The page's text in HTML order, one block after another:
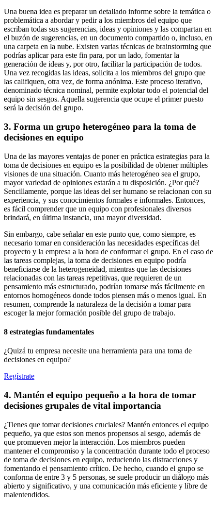
Una buena idea es preparar un detallado informe sobre la temática o
problemática a abordar y pedir a los miembros del equipo que
escriban todas sus sugerencias, ideas y opiniones y las compartan en
el buzón de sugerencias, en un documento compartido o, incluso, en
una carpeta en la nube. Existen varias técnicas de brainstorming que
podrías aplicar para este fin para, por un lado, fomentar la
generación de ideas y, por otro, facilitar la participación de todos.
Una vez recogidas las ideas, solicita a los miembros del grupo que
las califiquen, otra vez, de forma anónima. Este proceso iterativo,
denominado técnica nominal, permite explotar todo el potencial del
equipo sin sesgos. Aquella sugerencia que ocupe el primer puesto
será la decisión del grupo.
3. Forma un grupo heterogéneo para la toma de
decisiones en equipo
Una de las mayores ventajas de poner en práctica estrategias para la
toma de decisiones en equipo es la posibilidad de obtener múltiples
visiones de una situación. Cuanto más heterogéneo sea el grupo,
mayor variedad de opiniones estarán a tu disposición. ¿Por qué?
Sencillamente, porque las ideas del ser humano se relacionan con su
experiencia, y sus conocimientos formales e informales. Entonces,
es fácil comprender que un equipo con profesionales diversos
brindará, en última instancia, una mayor diversidad.
Sin embargo, cabe señalar en este punto que, como siempre, es
necesario tomar en consideración las necesidades específicas del
proyecto y la empresa a la hora de conformar el grupo. En el caso de
las tareas complejas, la toma de decisiones en equipo podría
beneficiarse de la heterogeneidad, mientras que las decisiones
relacionadas con las tareas repetitivas, que requieren de un
pensamiento más estructurado, podrían tomarse más fácilmente en
entornos homogéneos donde todos piensen más o menos igual. En
resumen, comprende la naturaleza de la decisión a tomar para
escoger la mejor formación posible del grupo de trabajo.
8 estrategias fundamentales
¿Quizá tu empresa necesite una herramienta para una toma de
decisiones en equipo?
Regístrate
4. Mantén el equipo pequeño a la hora de tomar
decisiones grupales de vital importancia
¿Tienes que tomar decisiones cruciales? Mantén entonces el equipo
pequeño, ya que estos son menos propensos al sesgo, además de
que promueven mejor la interacción. Los miembros pueden
mantener el compromiso y la concentración durante todo el proceso
de toma de decisiones en equipo, reduciendo las distracciones y
fomentando el pensamiento crítico. De hecho, cuando el grupo se
conforma de entre 3 y 5 personas, se suele producir un diálogo más
abierto y significativo, y una comunicación más eficiente y libre de
malentendidos.